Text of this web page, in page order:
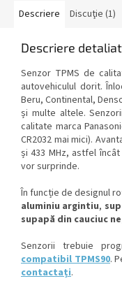
Descriere Discuţie (1)
Descriere
Senzor TPMS de
autovehiculul dorit.
Beru, Continental,
și multe altele.
calitate marca
CR2032 mai mici).
și 433 MHz, astfel
vor surprinde.
În funcție de designul
aluminiu argintiu,
supapă din cauciuc
Senzorii trebuie
compatibil TPMS90.
contactați.